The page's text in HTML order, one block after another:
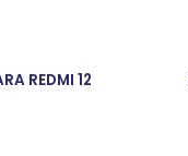
REDMI 12